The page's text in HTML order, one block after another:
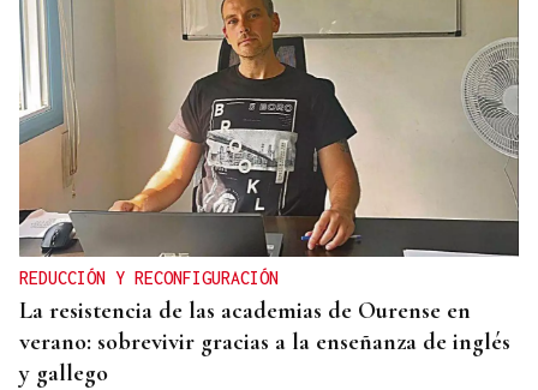
INMOBILIARIA
República Dominicana irrumpe entre los grandes
destinos costeros del lujo inmobiliario
REDUCCIÓN Y RECONFIGURACIÓN
La resistencia de las academias de Ourense en
verano: sobrevivir gracias a la enseñanza de inglés
y gallego